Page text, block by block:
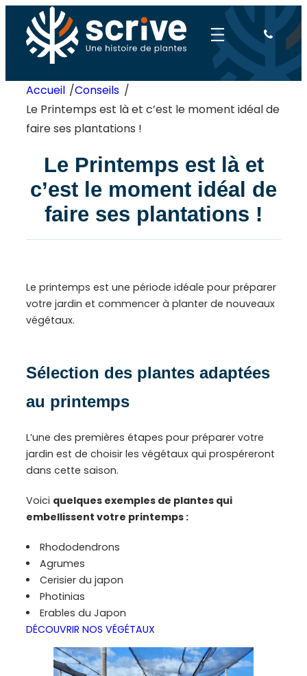
contenu
Accueil /Conseils /
Le Printemps est là et c’est le moment idéal de
faire ses plantations !
Le Printemps est là et
c’est le moment idéal de
faire ses plantations !
Le printemps est une période idéale pour préparer
votre jardin et commencer à planter de nouveaux
végétaux.
Sélection des plantes adaptées
au printemps
L’une des premières étapes pour préparer votre
jardin est de choisir les végétaux qui prospéreront
dans cette saison.
Voici quelques exemples de plantes qui
embellissent votre printemps :
Rhododendrons
Agrumes
Cerisier du japon
Photinias
Erables du Japon
DÉCOUVRIR NOS VÉGÉTAUX